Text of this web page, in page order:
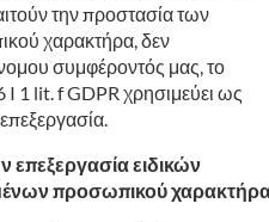
την προστασία των
χαρακτήρα, δεν
συμφέροντός μας, το
1 lit. f GDPR χρησιμεύει ως
επεξεργασία ειδικών
προσωπικού